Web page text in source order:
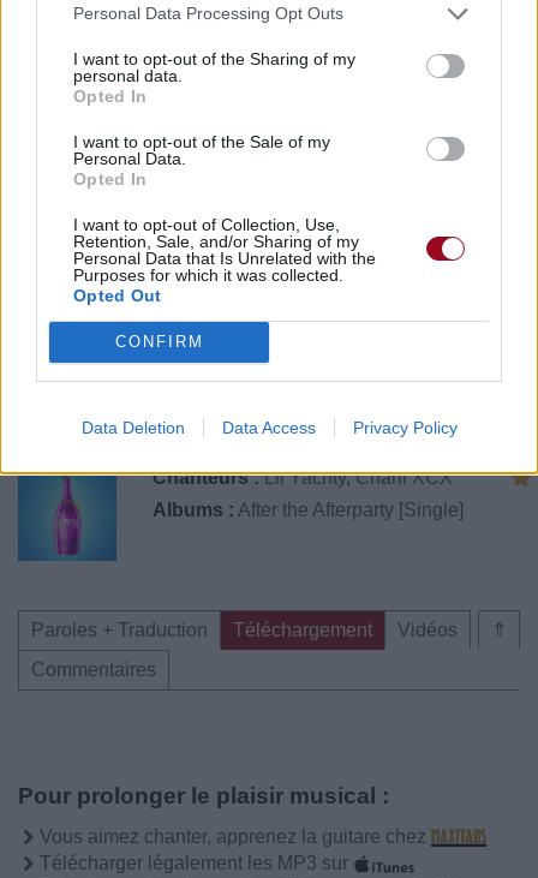
Personal Data Processing Opt Outs
I want to opt-out of the Sharing of my
personal data.
Opted In
I want to opt-out of the Sale of my
Personal Data.
Opted In
I want to opt-out of Collection, Use,
Retention, Sale, and/or Sharing of my
Personal Data that Is Unrelated with the
Purposes for which it was collected.
Opted Out
CONFIRM
Data Deletion Data Access Privacy Policy
Chanteurs : Lil Yachty,Charli XCX
Albums : After the Afterparty [Single]
⇑
Paroles + Traduction Téléchargement
Vidéos
Commentaires
Pour prolonger le plaisir musical :
Vous aimez chanter, apprenez la guitare chez
Télécharger légalement les MP3 sur